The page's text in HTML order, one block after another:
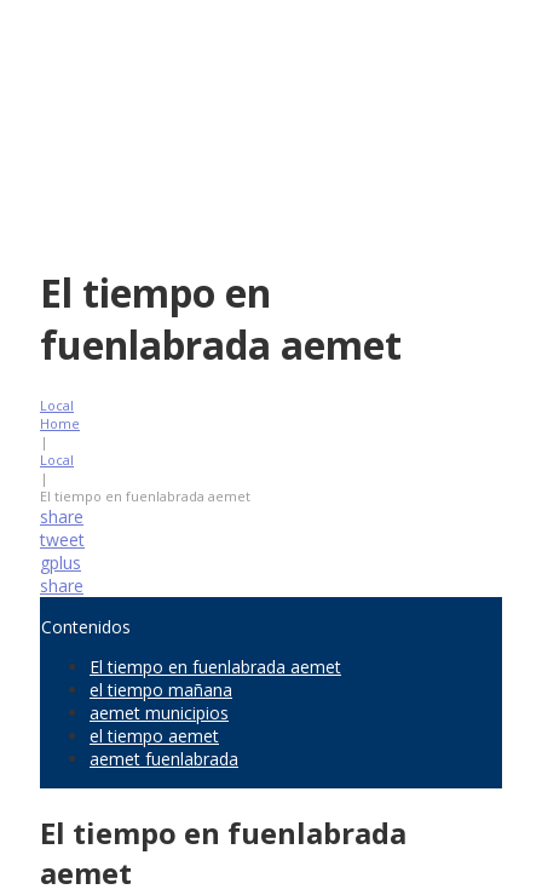
El tiempo en
fuenlabrada aemet
Local
Home
|
Local
|
El tiempo en fuenlabrada aemet
share
tweet
gplus
share
Contenidos
El tiempo en fuenlabrada aemet
el tiempo mañana
aemet municipios
el tiempo aemet
aemet fuenlabrada
El tiempo en fuenlabrada
aemet